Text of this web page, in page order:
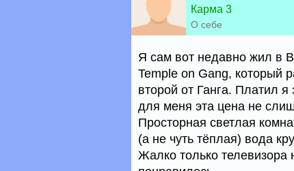
Карма 3
О себе
Я сам вот недавно жил в
Temple on Gang, который
второй от Ганга. Платил
для меня эта цена не
Просторная светлая
(а не чуть тёплая) вода
Жалко только